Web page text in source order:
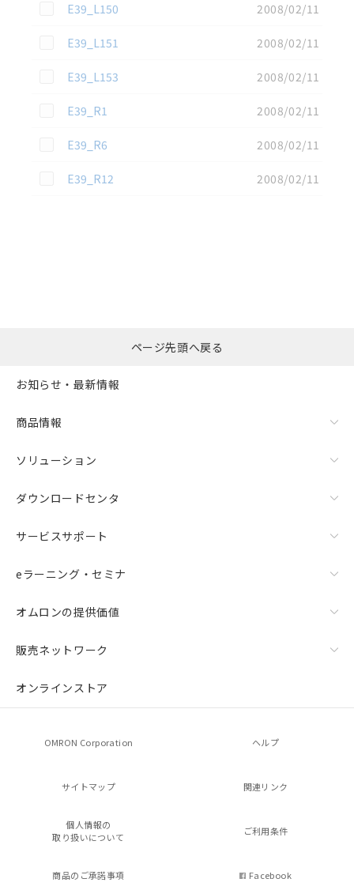
この資料を選択
E39_L150
2008/02/11
この資料を選択
E39_L151
2008/02/11
この資料を選択
E39_L153
2008/02/11
この資料を選択
E39_R1
2008/02/11
この資料を選択
E39_R6
2008/02/11
この資料を選択
E39_R12 2008/02/11
括ダウンロード
ページ先頭へ戻る
お知らせ・最新情報
商品情報
ソリューション
ダウンロードセンタ
サービスサポート
eラーニング・セミナ
オムロンの提供価値
販売ネットワーク
オンラインストア
OMRON Corporation ヘルプ
サイトマップ 関連リンク
個人情報の
取り扱いについて
ご利用条件
商品のご承諾事項 Facebook